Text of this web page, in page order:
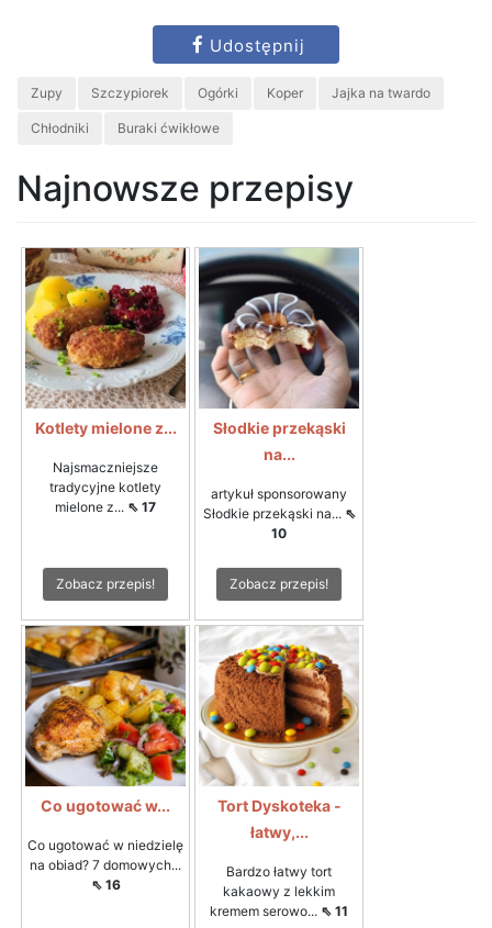
Udostępnij
Zupy Szczypiorek Ogórki Koper Jajka na twardo
Chłodniki Buraki ćwikłowe
Najnowsze przepisy
Kotlety mielone z...
Najsmaczniejsze
tradycyjne kotlety
mielone z... ⇖ 17
Zobacz przepis!
Słodkie przekąski
na...
artykuł sponsorowany
Słodkie przekąski na... ⇖
10
Zobacz przepis!
Co ugotować w...
Co ugotować w niedzielę
na obiad? 7 domowych...
⇖ 16
Tort Dyskoteka -
łatwy,...
Bardzo łatwy tort
kakaowy z lekkim
kremem serowo... ⇖ 11